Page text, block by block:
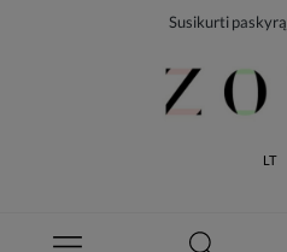
Susikurti paskyrą
LT